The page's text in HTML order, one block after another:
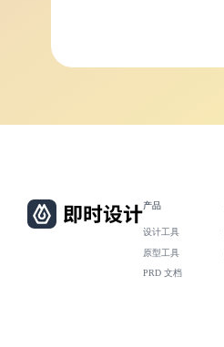
产品
设计工具
原型工具
PRD 文档